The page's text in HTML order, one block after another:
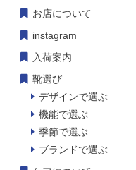
お店について
instagram
入荷案内
靴選び
デザインで選ぶ
機能で選ぶ
季節で選ぶ
ブランドで選ぶ